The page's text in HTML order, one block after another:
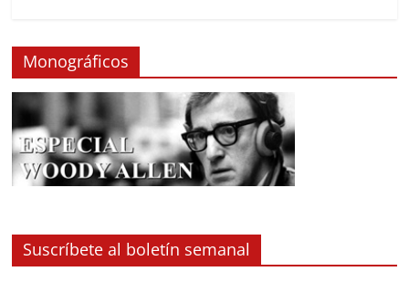
Monográficos
Suscríbete al boletín semanal